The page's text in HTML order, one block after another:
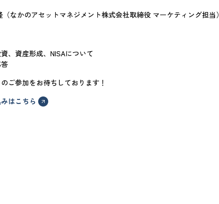
（なかのアセットマネジメント株式会社取締役 マーケティング担当）
、資産形成、NISAについて
ご参加をお待ちしております！
はこちら